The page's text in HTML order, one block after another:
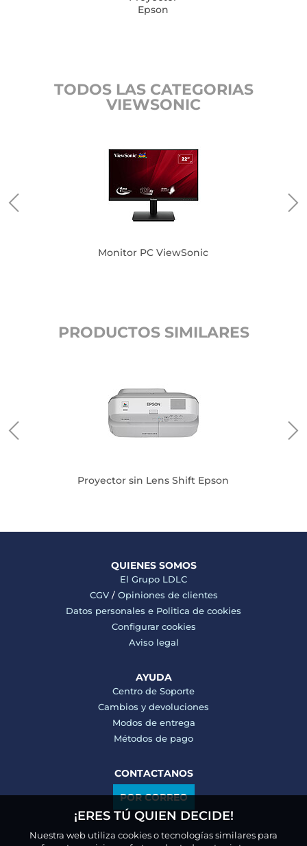
Epson
TODOS LAS CATEGORIAS
VIEWSONIC
Monitor PC ViewSonic
PRODUCTOS SIMILARES
Proyector sin Lens Shift Epson
QUIENES SOMOS
El Grupo LDLC
CGV/ Opiniones de clientes
Datos personales e Politica de cookies
Configurar cookies
Aviso legal
AYUDA
Centro de Soporte
Cambios y devoluciones
Modos de entrega
Métodos de pago
CONTACTANOS
POR CORREO
¡ERES TÚ QUIEN DECIDE!
Nuestra web utiliza cookies o tecnologías similares para